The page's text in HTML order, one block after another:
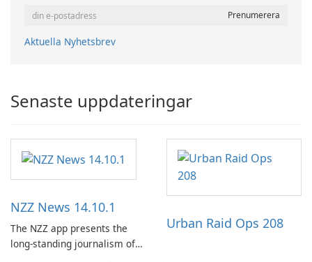
Aktuella Nyhetsbrev
Senaste uppdateringar
NZZ News 14.10.1
The NZZ app presents the
long-standing journalism of
Urban Raid Ops 208